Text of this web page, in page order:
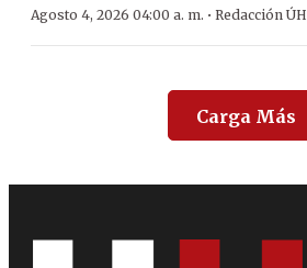
Agosto 4, 2026 04:00 a. m. · Redacción ÚH
Carga Más